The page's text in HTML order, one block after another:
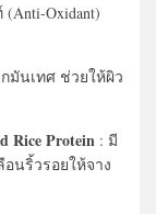
Oxidant)
มันเทศ ช่วยให้ผิว
Rice Protein : มี
นริ้วรอยให้จาง